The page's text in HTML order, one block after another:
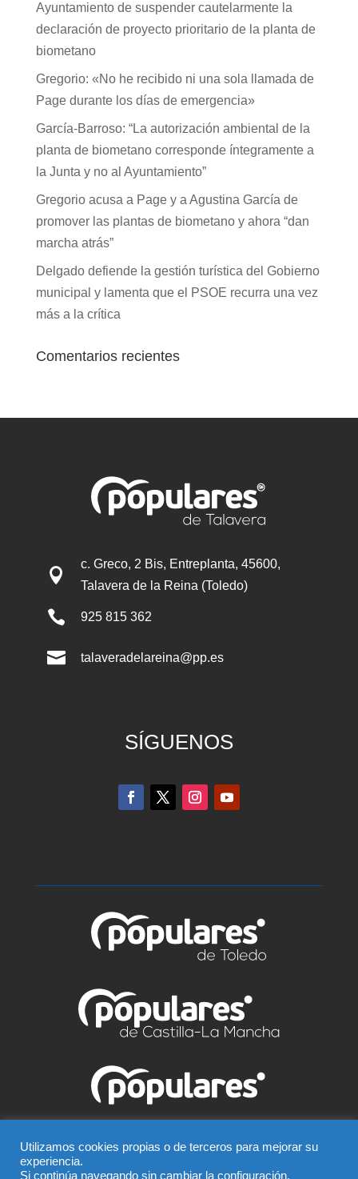
Ayuntamiento de suspender cautelarmente la
declaración de proyecto prioritario de la planta de
biometano
Gregorio: «No he recibido ni una sola llamada de
Page durante los días de emergencia»
García-Barroso: “La autorización ambiental de la
planta de biometano corresponde íntegramente a
la Junta y no al Ayuntamiento”
Gregorio acusa a Page y a Agustina García de
promover las plantas de biometano y ahora “dan
marcha atrás”
Delgado defiende la gestión turística del Gobierno
municipal y lamenta que el PSOE recurra una vez
más a la crítica
Comentarios recientes

c. Greco, 2 Bis, Entreplanta, 45600,
Talavera de la Reina (Toledo)
 925 815 362
 talaveradelareina@pp.es
SÍGUENOS
© Partido Popular de Talavera – C/ Greco, 2 BIS –
Entreplanta, 45600, Talavera de la Reina (Toledo),
Utilizamos cookies propias o de terceros para mejorar su
experiencia.
Si continúa navegando sin cambiar la configuración,